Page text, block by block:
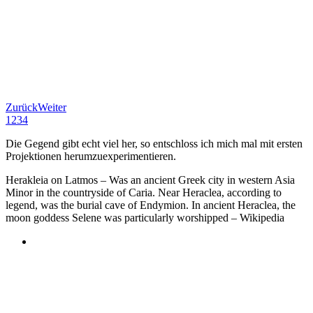
ZurückWeiter
1 234
Die Gegend gibt echt viel her, so entschloss ich mich mal mit ersten
Projektionen herumzuexperimentieren.
Herakleia on Latmos – Was an ancient Greek city in western Asia
Minor in the countryside of Caria. Near Heraclea, according to
legend, was the burial cave of Endymion. In ancient Heraclea, the
moon goddess Selene was particularly worshipped – Wikipedia